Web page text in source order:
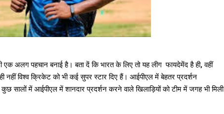
एक अलग पहचान बनाई है। बता दें कि भारत के लिए तो यह लीग फायदेमेंद है ही, वहीं
विश्व क्रिकेट को भी कई सुपर स्टार दिए हैं। आईपीएल में बेहतर प्रदर्शन
सालों में आईपीएल में शानदार प्रदर्शन करने वाले खिलाड़ियों को टीम में जगह भी मिली